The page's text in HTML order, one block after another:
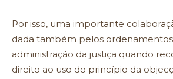
Por isso, uma importante
dada também pelos ordenamentos
administração da justiça quando
direito ao uso do princípio da